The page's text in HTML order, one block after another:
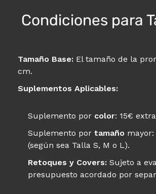
Condiciones para
Tamaño Base: El tamaño de la
cm.
Suplementos Aplicables:
Suplemento por color: 15€
Suplemento por tamaño
(según sea Talla S, M o L).
Retoques y Covers: Sujeto a
presupuesto acordado por